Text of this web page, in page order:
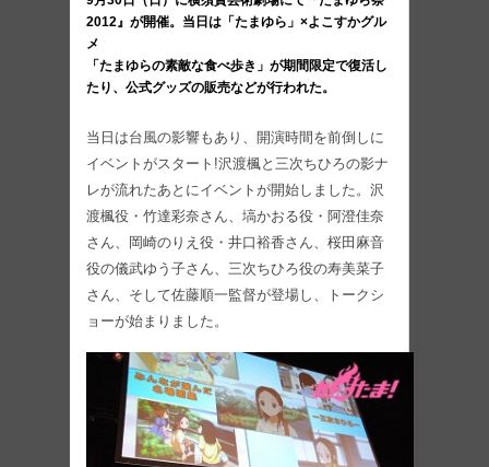
2012』が開催。当日は「たまゆら」×よこすかグル
メ
「たまゆらの素敵な食べ歩き」が期間限定で復活し
たり、公式グッズの販売などが行われた。
当日は台風の影響もあり、開演時間を前倒しに
イベントがスタート!沢渡楓と三次ちひろの影ナ
レが流れたあとにイベントが開始しました。沢
渡楓役・竹達彩奈さん、塙かおる役・阿澄佳奈
さん、岡崎のりえ役・井口裕香さん、桜田麻音
役の儀武ゆう子さん、三次ちひろ役の寿美菜子
さん、そして佐藤順一監督が登場し、トークシ
ョーが始まりました。